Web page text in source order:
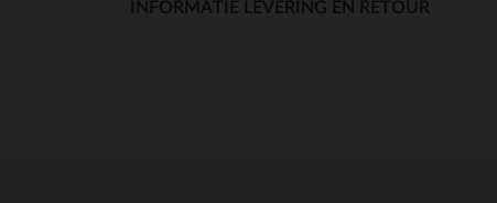
INFORMATIE LEVERING EN RETOUR